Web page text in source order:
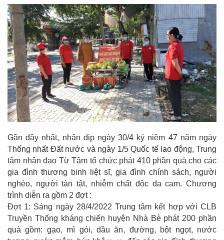
Gần đây nhất, nhân dịp ngày 30/4 kỷ niệm 47 năm ngày
Thống nhất Đất nước và ngày 1/5 Quốc tế lao động, Trung
tâm nhân đạo Từ Tâm tổ chức phát 410 phần quà cho các
gia đình thương binh liệt sĩ, gia đình chính sách, người
nghèo, người tàn tật, nhiễm chất độc da cam. Chương
trình diễn ra gồm 2 đợt :
Đợt 1: Sáng ngày 28/4/2022 Trung tâm kết hợp với CLB
Truyền Thống kháng chiến huyện Nhà Bè phát 200 phần
quà gồm: gạo, mì gói, dầu ăn, đường, bột ngọt, nước